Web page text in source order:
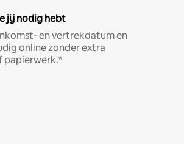
jij nodig hebt
en vertrekdatum en
online zonder extra
papierwerk.*